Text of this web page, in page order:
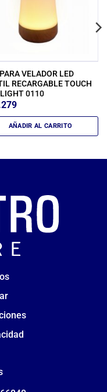
VELADOR LED
RECARGABLE TOUCH
0110
AÑADIR AL CARRITO